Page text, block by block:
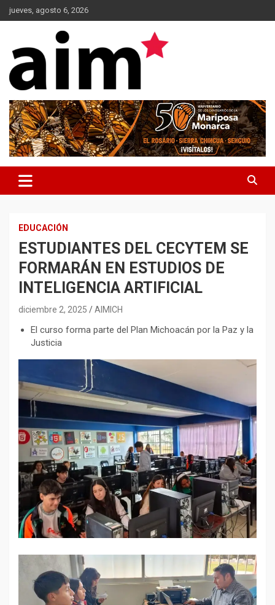
Skip
to
jueves, agosto 6, 2026
AIM*
EDUCACIÓN
ESTUDIANTES DEL CECYTEM SE
FORMARÁN EN ESTUDIOS DE
INTELIGENCIA ARTIFICIAL
diciembre 2, 2025 AIMICH
El curso forma parte del Plan Michoacán por la Paz y la
Justicia